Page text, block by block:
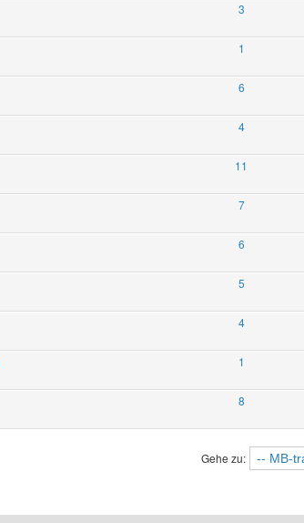
3
1
6
4
11
7
6
5
4
1
8
Gehe zu: